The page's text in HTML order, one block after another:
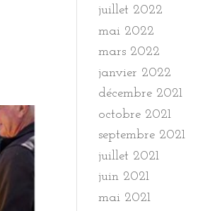
juillet 2022
mai 2022
mars 2022
janvier 2022
décembre 2021
octobre 2021
septembre 2021
juillet 2021
juin 2021
mai 2021